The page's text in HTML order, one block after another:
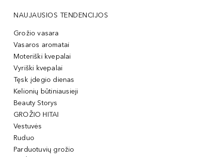
NAUJAUSIOS TENDENCIJOS
Grožio vasara
Vasaros aromatai
Moteriški kvepalai
Vyriški kvepalai
Tęsk įdegio dienas
Kelionių būtiniausieji
Beauty Storys
GROŽIO HITAI
Vestuvės
Ruduo
Parduotuvių grožio